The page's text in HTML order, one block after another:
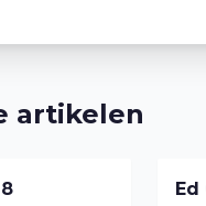
artikelen